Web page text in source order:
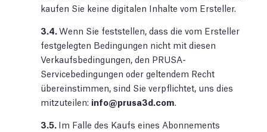
kaufen Sie keine digitalen Inhalte vom Ersteller.
3.4.Wenn Sie feststellen, dass die vom Ersteller
festgelegten Bedingungen nicht mit diesen
Verkaufsbedingungen, den PRUSA-
Servicebedingungen oder geltendem Recht
übereinstimmen, sind Sie verpflichtet, uns dies
mitzuteilen: info@prusa3d.com.
3.5. Im Falle des Kaufs eines Abonnements